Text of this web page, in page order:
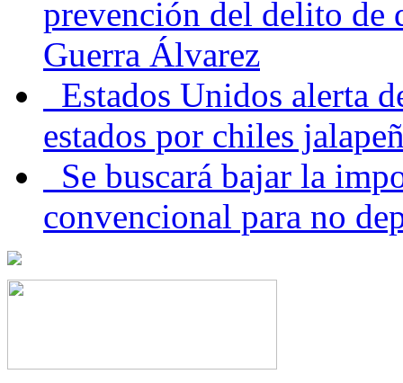
prevención del delito de
Guerra Álvarez
Estados Unidos alerta
estados por chiles
Se buscará bajar la
convencional para no